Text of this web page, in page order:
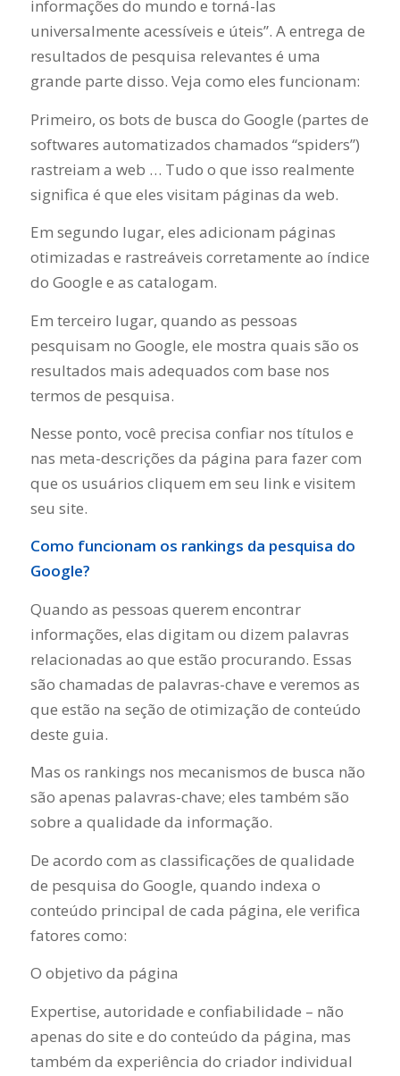
informações do mundo e torná-las
universalmente acessíveis e úteis”. A entrega de
resultados de pesquisa relevantes é uma
grande parte disso. Veja como eles funcionam:
Primeiro, os bots de busca do Google (partes de
softwares automatizados chamados “spiders”)
rastreiam a web … Tudo o que isso realmente
significa é que eles visitam páginas da web.
Em segundo lugar, eles adicionam páginas
otimizadas e rastreáveis ​​corretamente ao índice
do Google e as catalogam.
Em terceiro lugar, quando as pessoas
pesquisam no Google, ele mostra quais são os
resultados mais adequados com base nos
termos de pesquisa.
Nesse ponto, você precisa confiar nos títulos e
nas meta-descrições da página para fazer com
que os usuários cliquem em seu link e visitem
seu site.
Como funcionam os rankings da pesquisa do
Google?
Quando as pessoas querem encontrar
informações, elas digitam ou dizem palavras
relacionadas ao que estão procurando. Essas
são chamadas de palavras-chave e veremos as
que estão na seção de otimização de conteúdo
deste guia.
Mas os rankings nos mecanismos de busca não
são apenas palavras-chave; eles também são
sobre a qualidade da informação.
De acordo com as classificações de qualidade
de pesquisa do Google, quando indexa o
conteúdo principal de cada página, ele verifica
fatores como:
O objetivo da página
Expertise, autoridade e confiabilidade – não
apenas do site e do conteúdo da página, mas
também da experiência do criador individual